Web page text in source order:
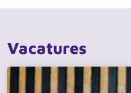
Vacatures